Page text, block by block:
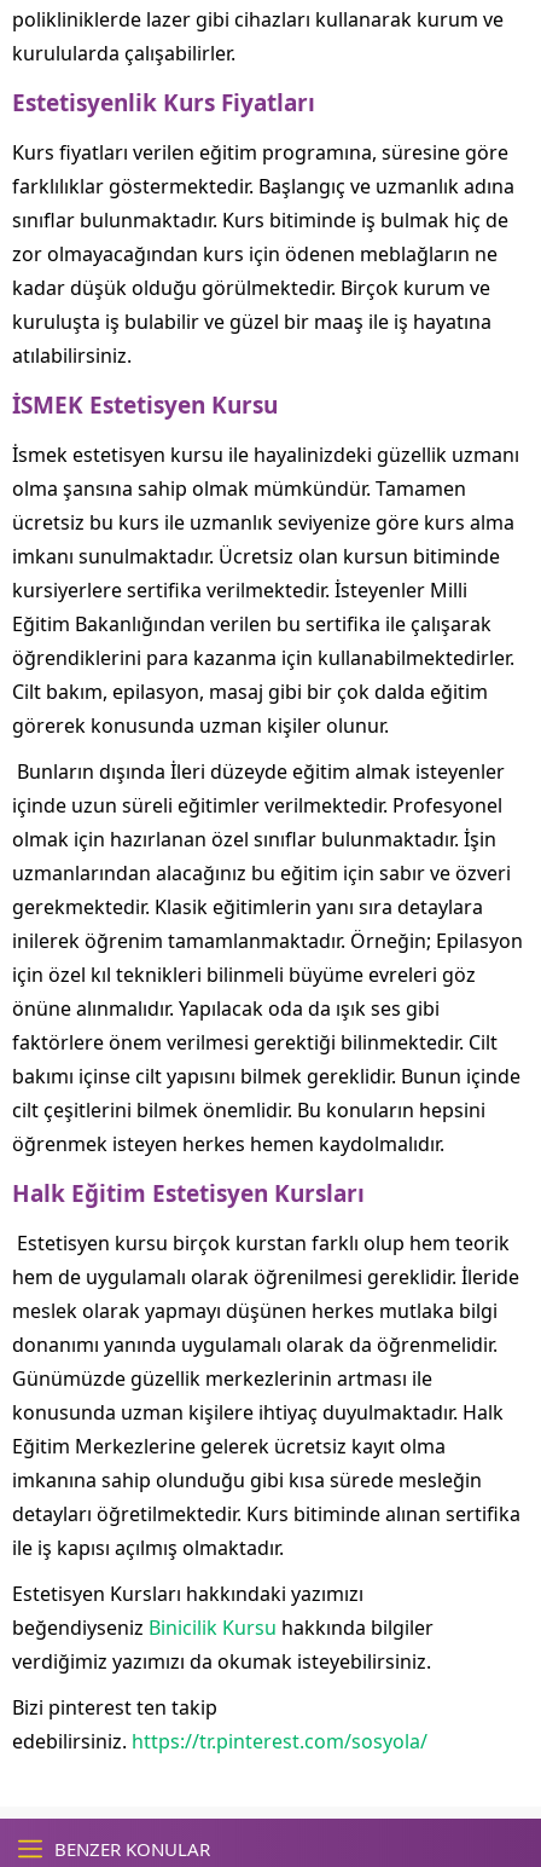
polikliniklerde lazer gibi cihazları kullanarak kurum ve
kurulularda çalışabilirler.
Estetisyenlik Kurs Fiyatları
Kurs fiyatları verilen eğitim programına, süresine göre
farklılıklar göstermektedir. Başlangıç ve uzmanlık adına
sınıflar bulunmaktadır. Kurs bitiminde iş bulmak hiç de
zor olmayacağından kurs için ödenen meblağların ne
kadar düşük olduğu görülmektedir. Birçok kurum ve
kuruluşta iş bulabilir ve güzel bir maaş ile iş hayatına
atılabilirsiniz.
İSMEK Estetisyen Kursu
İsmek estetisyen kursu ile hayalinizdeki güzellik uzmanı
olma şansına sahip olmak mümkündür. Tamamen
ücretsiz bu kurs ile uzmanlık seviyenize göre kurs alma
imkanı sunulmaktadır. Ücretsiz olan kursun bitiminde
kursiyerlere sertifika verilmektedir. İsteyenler Milli
Eğitim Bakanlığından verilen bu sertifika ile çalışarak
öğrendiklerini para kazanma için kullanabilmektedirler.
Cilt bakım, epilasyon, masaj gibi bir çok dalda eğitim
görerek konusunda uzman kişiler olunur.
Bunların dışında İleri düzeyde eğitim almak isteyenler
içinde uzun süreli eğitimler verilmektedir. Profesyonel
olmak için hazırlanan özel sınıflar bulunmaktadır. İşin
uzmanlarından alacağınız bu eğitim için sabır ve özveri
gerekmektedir. Klasik eğitimlerin yanı sıra detaylara
inilerek öğrenim tamamlanmaktadır. Örneğin; Epilasyon
için özel kıl teknikleri bilinmeli büyüme evreleri göz
önüne alınmalıdır. Yapılacak oda da ışık ses gibi
faktörlere önem verilmesi gerektiği bilinmektedir. Cilt
bakımı içinse cilt yapısını bilmek gereklidir. Bunun içinde
cilt çeşitlerini bilmek önemlidir. Bu konuların hepsini
öğrenmek isteyen herkes hemen kaydolmalıdır.
Halk Eğitim Estetisyen Kursları
Estetisyen kursu birçok kurstan farklı olup hem teorik
hem de uygulamalı olarak öğrenilmesi gereklidir. İleride
meslek olarak yapmayı düşünen herkes mutlaka bilgi
donanımı yanında uygulamalı olarak da öğrenmelidir.
Günümüzde güzellik merkezlerinin artması ile
konusunda uzman kişilere ihtiyaç duyulmaktadır. Halk
Eğitim Merkezlerine gelerek ücretsiz kayıt olma
imkanına sahip olunduğu gibi kısa sürede mesleğin
detayları öğretilmektedir. Kurs bitiminde alınan sertifika
ile iş kapısı açılmış olmaktadır.
Estetisyen Kursları hakkındaki yazımızı
beğendiyseniz Binicilik Kursu hakkında bilgiler
verdiğimiz yazımızı da okumak isteyebilirsiniz.
Bizi pinterest ten takip
edebilirsiniz. https://tr.pinterest.com/sosyola/
BENZER KONULAR